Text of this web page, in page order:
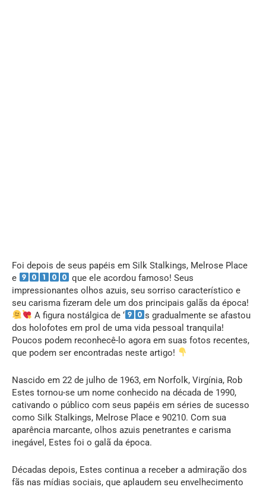
Foi depois de seus papéis em Silk Stalkings, Melrose Place
e
que ele acordou famoso! Seus
impressionantes olhos azuis, seu sorriso característico e
seu carisma fizeram dele um dos principais galãs da época!
A figura nostálgica de ‘
s gradualmente se afastou
dos holofotes em prol de uma vida pessoal tranquila!
Poucos podem reconhecê-lo agora em suas fotos recentes,
que podem ser encontradas neste artigo!
Nascido em 22 de julho de 1963, em Norfolk, Virgínia, Rob
Estes tornou-se um nome conhecido na década de 1990,
cativando o público com seus papéis em séries de sucesso
como Silk Stalkings, Melrose Place e 90210. Com sua
aparência marcante, olhos azuis penetrantes e carisma
inegável, Estes foi o galã da época.
Décadas depois, Estes continua a receber a admiração dos
fãs nas mídias sociais, que aplaudem seu envelhecimento